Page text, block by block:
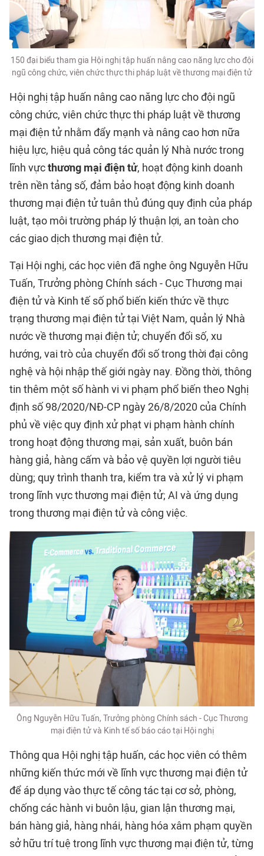
150 đại biểu tham gia Hội nghị tập huấn nâng cao năng lực cho đội
ngũ công chức, viên chức thực thi pháp luật về thương mại điện tử
Hội nghị tập huấn nâng cao năng lực cho đội ngũ
công chức, viên chức thực thi pháp luật về thương
mại điện tử nhằm đẩy mạnh và nâng cao hơn nữa
hiệu lực, hiệu quả công tác quản lý Nhà nước trong
lĩnh vựcthương mại điện tử, hoạt động kinh doanh
trên nền tảng số, đảm bảo hoạt động kinh doanh
thương mại điện tử tuân thủ đúng quy định của pháp
luật, tạo môi trường pháp lý thuận lợi, an toàn cho
các giao dịch thương mại điện tử.
Tại Hội nghị, các học viên đã nghe ông Nguyễn Hữu
Tuấn, Trưởng phòng Chính sách - Cục Thương mại
điện tử và Kinh tế số phổ biến kiến thức về thực
trạng thương mại điện tử tại Việt Nam, quản lý Nhà
nước về thương mại điện tử; chuyển đổi số, xu
hướng, vai trò của chuyển đổi số trong thời đại công
nghệ và hội nhập thế giới ngày nay. Đồng thời, thông
tin thêm một số hành vi vi phạm phổ biến theo Nghị
định số 98/2020/NĐ-CP ngày 26/8/2020 của Chính
phủ về việc quy định xử phạt vi phạm hành chính
trong hoạt động thương mại, sản xuất, buôn bán
hàng giả, hàng cấm và bảo vệ quyền lợi người tiêu
dùng; quy trình thanh tra, kiểm tra và xử lý vi phạm
trong lĩnh vực thương mại điện tử; AI và ứng dụng
trong thương mại điện tử và công việc.
Ông Nguyễn Hữu Tuấn, Trưởng phòng Chính sách - Cục Thương
mại điện tử và Kinh tế số báo cáo tại Hội nghị
Thông qua Hội nghị tập huấn, các học viên có thêm
những kiến thức mới về lĩnh vực thương mại điện tử
để áp dụng vào thực tế công tác tại cơ sở, phòng,
chống các hành vi buôn lậu, gian lận thương mại,
bán hàng giả, hàng nhái, hàng hóa xâm phạm quyền
sở hữu trí tuệ trong lĩnh vực thương mại điện tử, từng